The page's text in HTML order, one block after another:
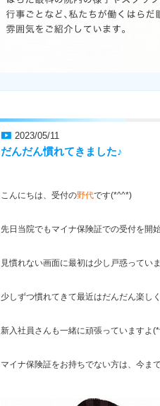
2023/05/11
だんだん慣れてきました♪
こんにちは、受付の野代です(*^^*)
先日当院でもマイナ保険証での受付を開
見慣れない画面に最初は少し戸惑っていま
少しずつ慣れてきて最近はだんだん楽し
新入社員さんも一緒に頑張っていますよ
マイナ保険証をお持ちでない方は、今ま